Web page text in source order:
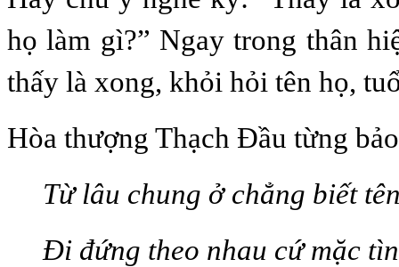
họ làm gì?” Ngay trong thân
thấy là xong, khỏi hỏi tên họ,
Hòa thượng Thạch Đầu từng
Từ lâu chung ở chẳng biết
Đi đứng theo nhau cứ mặc